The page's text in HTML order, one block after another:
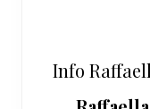
Info